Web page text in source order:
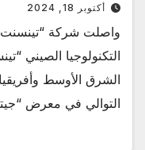
أكتوبر 18, 2024
واصلت شركة “تينسنت
التكنولوجيا الصيني
الشرق الأوسط
التوالي في معرض “جيتكس جلوبال